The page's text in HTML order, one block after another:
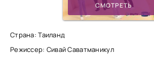
СМОТРЕТЬ
Страна: Таиланд
Режиссер: Сивай Саватманикул